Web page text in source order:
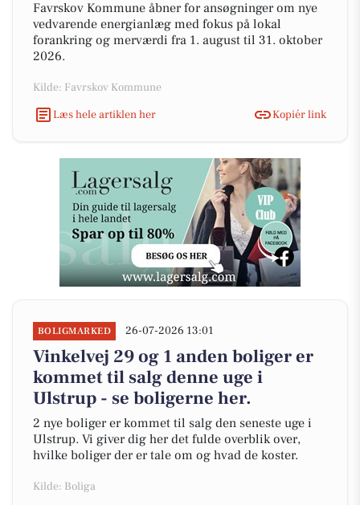
Favrskov Kommune åbner for ansøgninger om nye
vedvarende energianlæg med fokus på lokal
forankring og merværdi fra 1. august til 31. oktober
2026.
Kilde: Favrskov Kommune
Læs hele artiklen her
Kopiér link
BOLIGMARKED 26-07-2026 13:01
Vinkelvej 29 og 1 anden boliger er
kommet til salg denne uge i
Ulstrup - se boligerne her.
2 nye boliger er kommet til salg den seneste uge i
Ulstrup. Vi giver dig her det fulde overblik over,
hvilke boliger der er tale om og hvad de koster.
Kilde: Boliga